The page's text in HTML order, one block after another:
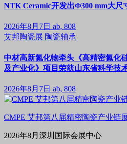
NTK Ceramic开发出Φ300 mm大尺
2026年8月7日 ab, 808
艾邦陶瓷展 陶瓷轴承
中材高新氮化物牵头《高精密氮化
及产业化》项目荣获山东省科学技
2026年8月7日 ab, 808
CMPE 艾邦第八届精密陶瓷产业链
2026年8月深圳国际会展中心